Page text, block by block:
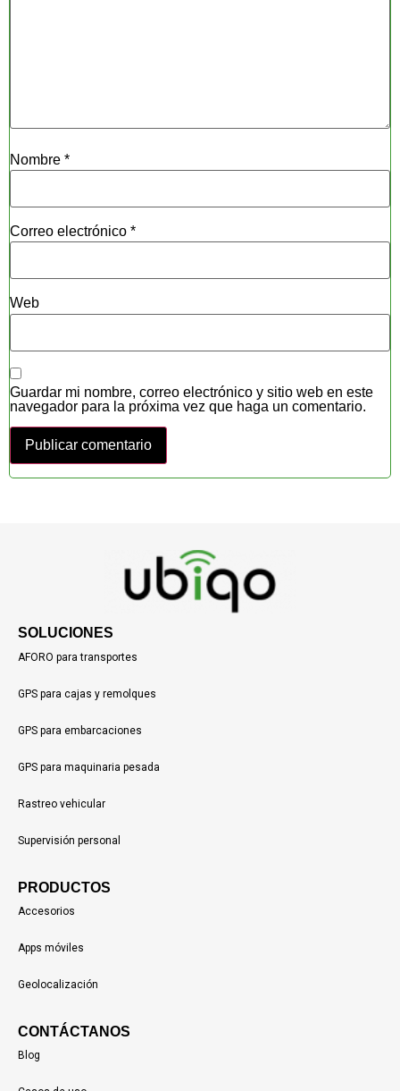
Nombre *
Correo electrónico *
Web
Guardar mi nombre, correo electrónico y sitio web en este
navegador para la próxima vez que haga un comentario.
SOLUCIONES
AFORO para transportes
GPS para cajas y remolques
GPS para embarcaciones
GPS para maquinaria pesada
Rastreo vehicular
Supervisión personal
PRODUCTOS
Accesorios
Apps móviles
Geolocalización
CONTÁCTANOS
Blog